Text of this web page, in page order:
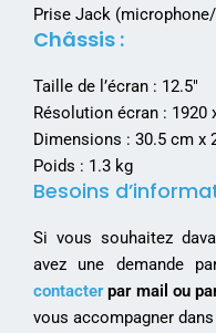
Prise Jack
Châssis :
Taille de l’écran : 12.5″
Résolution écran : 1920
Dimensions : 30.5 cm x
Poids : 1.3 kg
Besoins
Si vous souhaitez
avez une demande
contacterpar mail ou
vous accompagner